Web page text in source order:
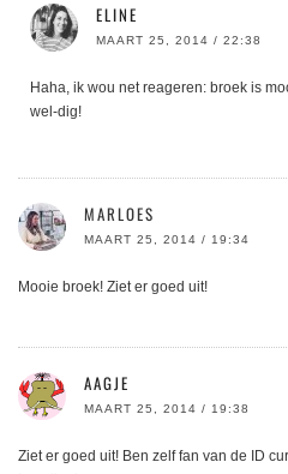
ELINE
MAART 25, 2014 / 22:38
Haha, ik wou net reageren: broek is
wel-dig!
MARLOES
MAART 25, 2014 / 19:34
Mooie broek! Ziet er goed uit!
AAGJE
MAART 25, 2014 / 19:38
Ziet er goed uit! Ben zelf fan van de ID